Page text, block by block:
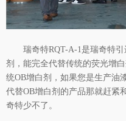
瑞奇特RQT-A-1是瑞奇特
剂，能完全代替传统的荧光增
统OB增白剂，如果您是生产油
代替OB增白剂 的产品那就赶紧
奇特少不了。